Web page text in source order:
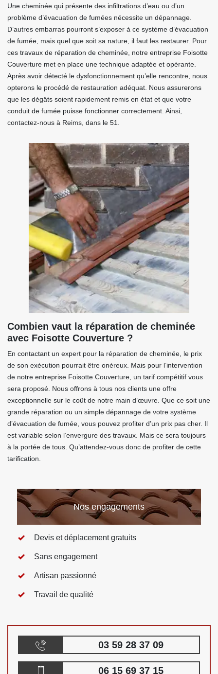
Une cheminée qui présente des infiltrations d’eau ou d’un
problème d’évacuation de fumées nécessite un dépannage.
D’autres embarras pourront s’exposer à ce système d’évacuation
de fumée, mais quel que soit sa nature, il faut les restaurer. Pour
ces travaux de réparation de cheminée, notre entreprise Foisotte
Couverture met en place une technique adaptée et opérante.
Après avoir détecté le dysfonctionnement qu’elle rencontre, nous
opterons le procédé de restauration adéquat. Nous assurerons
que les dégâts soient rapidement remis en état et que votre
conduit de fumée puisse fonctionner correctement. Ainsi,
contactez-nous à Reims, dans le 51.
Combien vaut la réparation de cheminée
avec Foisotte Couverture ?
En contactant un expert pour la réparation de cheminée, le prix
de son exécution pourrait être onéreux. Mais pour l’intervention
de notre entreprise Foisotte Couverture, un tarif compétitif vous
sera proposé. Nous offrons à tous nos clients une offre
exceptionnelle sur le coût de notre main d’œuvre. Que ce soit une
grande réparation ou un simple dépannage de votre système
d’évacuation de fumée, vous pouvez profiter d’un prix pas cher. Il
est variable selon l’envergure des travaux. Mais ce sera toujours
à la portée de tous. Qu’attendez-vous donc de profiter de cette
tarification.
Nos engagements
Devis et déplacement gratuits
Sans engagement
Artisan passionné
Travail de qualité
03 59 28 37 09
06 15 69 37 15